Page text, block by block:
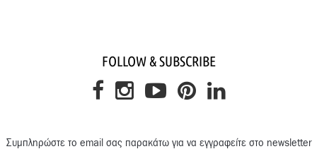
FOLLOW & SUBSCRIBE
Συμπληρώστε το email σας παρακάτω για να εγγραφείτε στο newsletter